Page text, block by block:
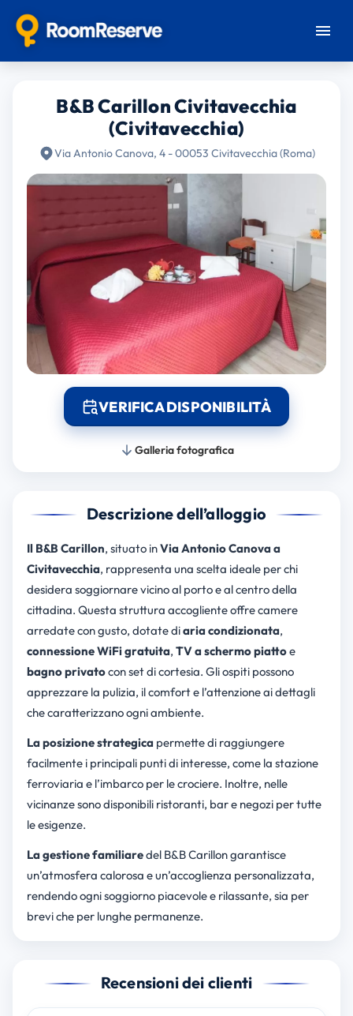
B&B Carillon Civitavecchia
(Civitavecchia)
Via Antonio Canova, 4 - 00053 Civitavecchia (Roma)
VERIFICA DISPONIBILITÀ
Galleria fotografica
Descrizione dell’alloggio
Il B&B Carillon, situato inVia Antonio Canova a
Civitavecchia, rappresenta una scelta ideale per chi
desidera soggiornare vicino al porto e al centro della
cittadina. Questa struttura accogliente offre camere
arredate con gusto, dotate diaria condizionata,
connessione WiFi gratuita, TV a schermo piattoe
bagno privatocon set di cortesia. Gli ospiti possono
apprezzare la pulizia, il comfort e l’attenzione ai dettagli
che caratterizzano ogni ambiente.
La posizione strategicapermette di raggiungere
facilmente i principali punti di interesse, come la stazione
ferroviaria e l’imbarco per le crociere. Inoltre, nelle
vicinanze sono disponibili ristoranti, bar e negozi per tutte
le esigenze.
La gestione familiaredel B&B Carillon garantisce
un’atmosfera calorosa e un’accoglienza personalizzata,
rendendo ogni soggiorno piacevole e rilassante, sia per
brevi che per lunghe permanenze.
Recensioni dei clienti